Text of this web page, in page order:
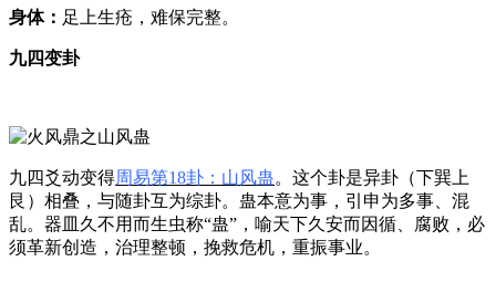
身体： 足上生疮，难保完整。
九四变卦
九四爻动变得周易第18卦：山风蛊。这个卦是异卦（下巽上
艮）相叠，与随卦互为综卦。蛊本意为事，引申为多事、混
乱。器皿久不用而生虫称“蛊”，喻天下久安而因循、腐败，必
须革新创造，治理整顿，挽救危机，重振事业。